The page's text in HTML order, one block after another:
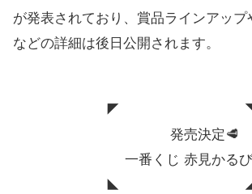
が発表されており、賞品ラインアップ
などの詳細は後日公開されます。
◤
発売決定🥩
一番くじ 赤見かるび
◣